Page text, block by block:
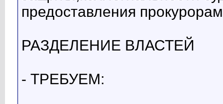
предоставления
РАЗДЕЛЕНИЕ ВЛАСТЕЙ
- ТРЕБУЕМ: